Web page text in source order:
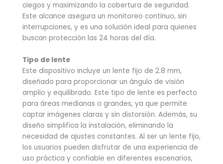
ciegos y maximizando la cobertura de seguridad.
Este alcance asegura un monitoreo continuo, sin
interrupciones, y es una solución ideal para quienes
buscan protección las 24 horas del día.
Tipo de lente
Este dispositivo incluye un lente fijo de 2.8 mm,
diseñado para proporcionar un ángulo de visión
amplio y equilibrado. Este tipo de lente es perfecto
para áreas medianas o grandes, ya que permite
captar imágenes claras y sin distorsión. Además, su
diseño simplifica la instalación, eliminando la
necesidad de ajustes constantes. Al ser un lente fijo,
los usuarios pueden disfrutar de una experiencia de
uso práctica y confiable en diferentes escenarios,